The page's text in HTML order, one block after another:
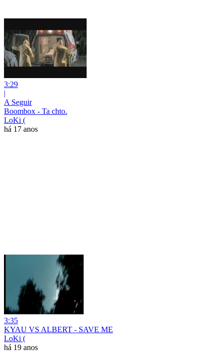
3:29
|
A Seguir
Boombox - Ta chto.
LoKi (
há 17 anos
3:35
KYAU VS ALBERT - SAVE ME
LoKi (
há 19 anos